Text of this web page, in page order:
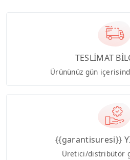
TESLİMAT
Ürününüz gün
{{garantisuresi}}
Üretici/distribütör